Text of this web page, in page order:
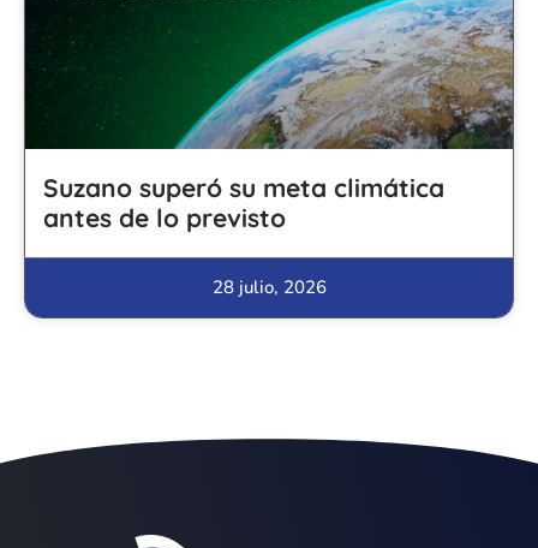
Suzano superó su meta climática
antes de lo previsto
28 julio, 2026